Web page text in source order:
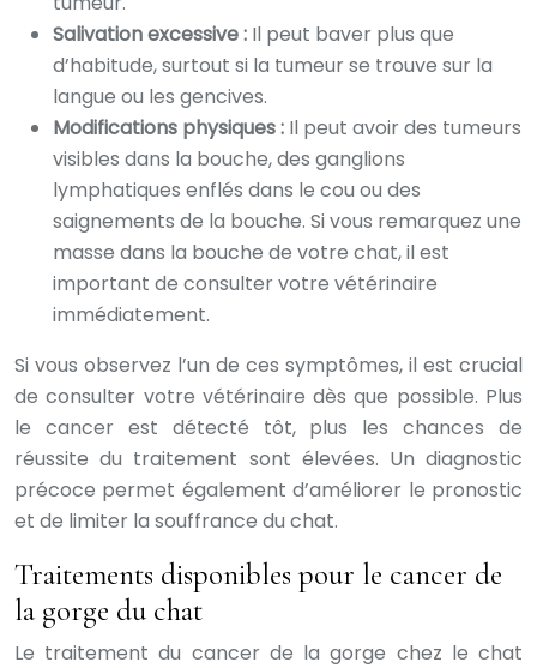
Salivation excessive : Il peut baver plus que
d’habitude, surtout si la tumeur se trouve sur la
langue ou les gencives.
Modifications physiques : Il peut avoir des tumeurs
visibles dans la bouche, des ganglions
lymphatiques enflés dans le cou ou des
saignements de la bouche. Si vous remarquez une
masse dans la bouche de votre chat, il est
important de consulter votre vétérinaire
immédiatement.
Si vous observez l’un de ces symptômes, il est crucial
de consulter votre vétérinaire dès que possible. Plus
le cancer est détecté tôt, plus les chances de
réussite du traitement sont élevées. Un diagnostic
précoce permet également d’améliorer le pronostic
et de limiter la souffrance du chat.
Traitements disponibles pour le cancer de
la gorge du chat
Le traitement du cancer de la gorge chez le chat